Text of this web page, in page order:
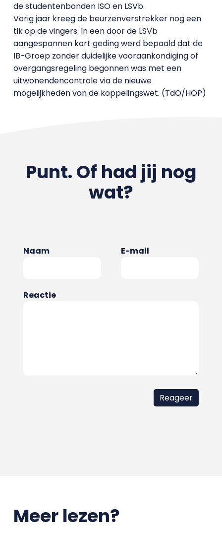
de studentenbonden ISO en LSVb.
Vorig jaar kreeg de beurzenverstrekker nog een
tik op de vingers. In een door de LSVb
aangespannen kort geding werd bepaald dat de
IB-Groep zonder duidelijke vooraankondiging of
overgangsregeling begonnen was met een
uitwonendencontrole via de nieuwe
mogelijkheden van de koppelingswet. (TdO/HOP)
Punt. Of had jij nog
wat?
Naam E-mail
Reactie
Meer lezen?